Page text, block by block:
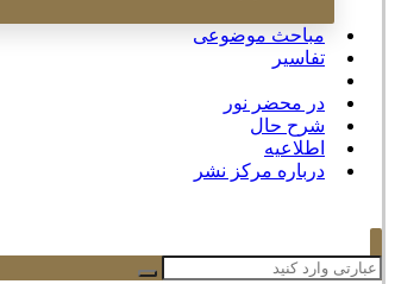
مباحث موضوعی
تفاسیر
در محضر نور
شرح حال
اطلاعیه
درباره مرکز نشر